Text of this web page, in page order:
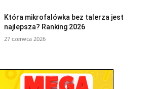
Która mikrofalówka bez talerza jest
najlepsza? Ranking 2026
27 czerwca 2026